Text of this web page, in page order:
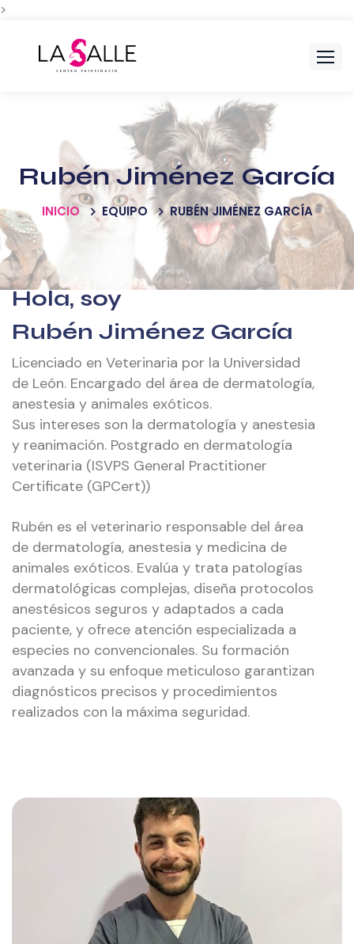
>
Rubén Jiménez García
INICIO EQUIPO RUBÉN JIMÉNEZ GARCÍA
Hola, soy
Rubén Jiménez García
Licenciado en Veterinaria por la Universidad
de León. Encargado del área de dermatología,
anestesia y animales exóticos.
Sus intereses son la dermatología y anestesia
y reanimación. Postgrado en dermatología
veterinaria (ISVPS General Practitioner
Certificate (GPCert))
Rubén es el veterinario responsable del área
de dermatología, anestesia y medicina de
animales exóticos. Evalúa y trata patologías
dermatológicas complejas, diseña protocolos
anestésicos seguros y adaptados a cada
paciente, y ofrece atención especializada a
especies no convencionales. Su formación
avanzada y su enfoque meticuloso garantizan
diagnósticos precisos y procedimientos
realizados con la máxima seguridad.